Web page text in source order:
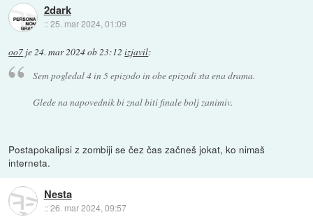
2dark
::25. mar 2024, 01:09
oo7 je24. mar 2024 ob 23:12 izjavil:
Sem pogledal 4 in 5 epizodo in obe epizodi sta ena drama.
Glede na napovednik bi znal biti finale bolj zanimiv.
Postapokalipsi z zombiji se čez čas začneš jokat, ko nimaš
interneta.
Nesta
::26. mar 2024, 09:57